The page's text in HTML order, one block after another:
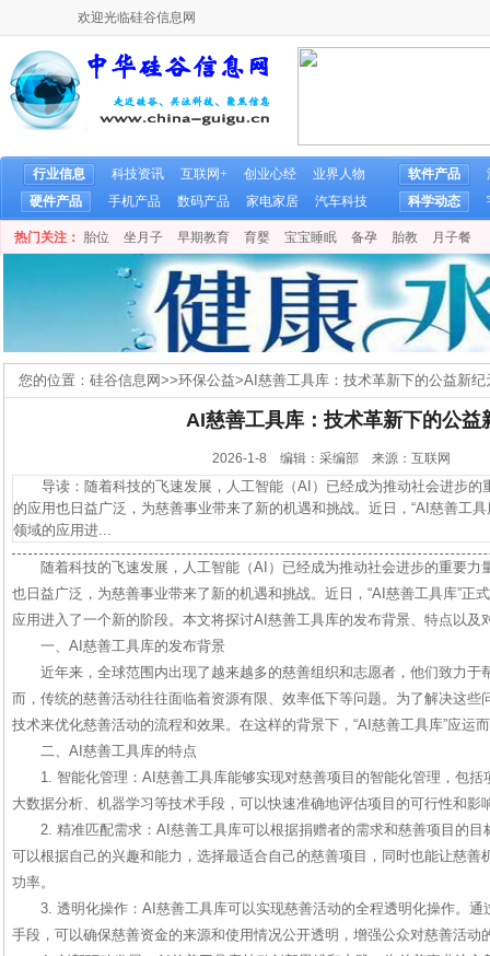
欢迎光临硅谷信息网
行业信息 科技资讯 互联网+ 创业心经
业界人物
硬件产品
手机产品 数码产品 家电家居 汽车科技
软件产品
科学动态
热门关注： 胎位 坐月子 早期教育 育婴 宝宝睡眠 备孕 胎教 月子餐
您的位置： 硅谷信息网>>环保公益>AI慈善工具库：技术革新下的公益新纪
AI慈善工具库：技术革新下的公益
2026-1-8 编辑：采编部 来源：互联网
导读：随着科技的飞速发展，人工智能（AI）已经成为推动社会进步的
的应用也日益广泛，为慈善事业带来了新的机遇和挑战。近日，“AI慈善工
领域的应用进...
随着科技的飞速发展，人工智能（AI）已经成为推动社会进步的重要力
也日益广泛，为慈善事业带来了新的机遇和挑战。近日，“AI慈善工具库”正
应用进入了一个新的阶段。本文将探讨AI慈善工具库的发布背景、特点以及
一、AI慈善工具库的发布背景
近年来，全球范围内出现了越来越多的慈善组织和志愿者，他们致力于
而，传统的慈善活动往往面临着资源有限、效率低下等问题。为了解决这些
技术来优化慈善活动的流程和效果。在这样的背景下，“AI慈善工具库”应运
二、AI慈善工具库的特点
1. 智能化管理：AI慈善工具库能够实现对慈善项目的智能化管理，包
大数据分析、机器学习等技术手段，可以快速准确地评估项目的可行性和影
2. 精准匹配需求：AI慈善工具库可以根据捐赠者的需求和慈善项目的
可以根据自己的兴趣和能力，选择最适合自己的慈善项目，同时也能让慈善
功率。
3. 透明化操作：AI慈善工具库可以实现慈善活动的全程透明化操作。
手段，可以确保慈善资金的来源和使用情况公开透明，增强公众对慈善活动